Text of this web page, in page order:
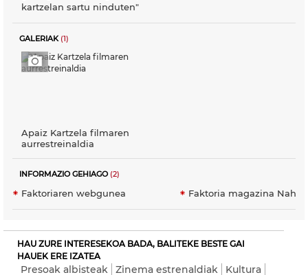
kartzelan sartu ninduten"
GALERIAK (1)
Apaiz Kartzela filmaren
aurrestreinaldia
INFORMAZIO GEHIAGO(2)
Faktoriaren webgunea Faktoria magazina
HAU ZURE INTERESEKOA BADA, BALITEKE BESTE GAI
HAUEK ERE IZATEA
Presoak albisteak Zinema estrenaldiak Kultura